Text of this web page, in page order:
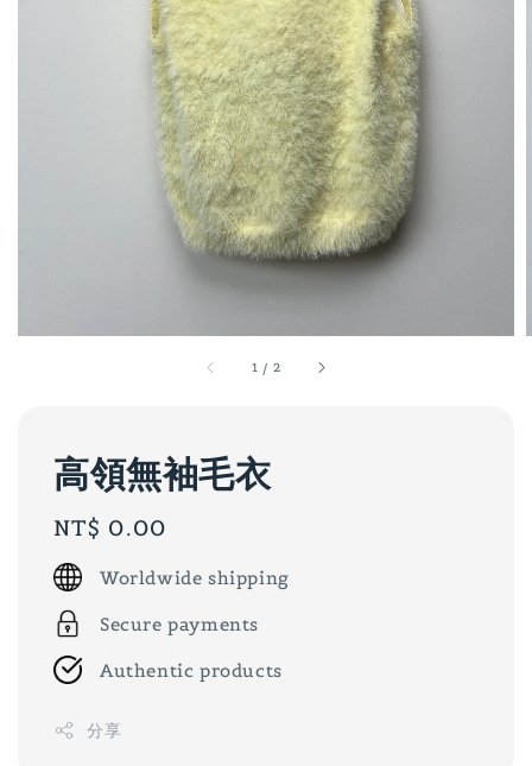
1 / 2
高領無袖毛衣
Regular
price
NT$ 0.00
Worldwide shipping
Secure payments
Authentic products
分享